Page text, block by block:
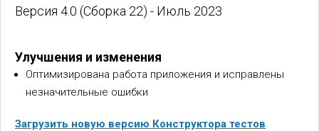
Версия 4.0 (Сборка 22) - Июль 2023
Улучшения и изменения
Оптимизирована работа приложения и исправлены
незначительные ошибки
Загрузить новую версию Конструктора тестов